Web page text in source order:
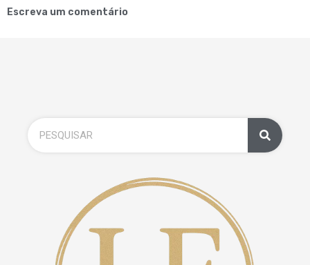
Escreva um comentário